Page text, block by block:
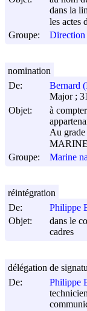
dans la
les actes
Groupe:
Direction
De:
Bernard
Major ;
Objet:
à
Au grade
Groupe:
Marine
nomination
De:
Philippe
Objet:
dans le
cadres
réintégration
De:
Philippe
délégation de